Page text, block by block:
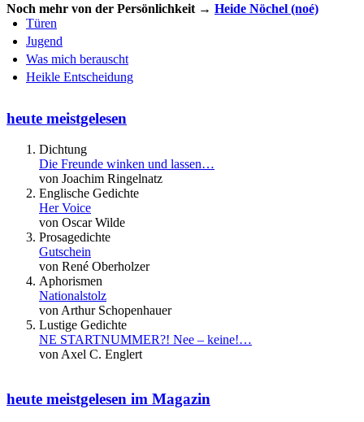
Noch mehr von der Persönlichkeit → Heide Nöchel (noé)
Türen
Jugend
Was mich berauscht
Heikle Entscheidung
heute meistgelesen
Dichtung
Die Freunde winken und lassen…
von Joachim Ringelnatz
Englische Gedichte
Her Voice
von Oscar Wilde
Prosagedichte
Gutschein
von René Oberholzer
Aphorismen
Nationalstolz
von Arthur Schopenhauer
Lustige Gedichte
NE STARTNUMMER?! Nee – keine!…
von Axel C. Englert
heute meistgelesen im Magazin